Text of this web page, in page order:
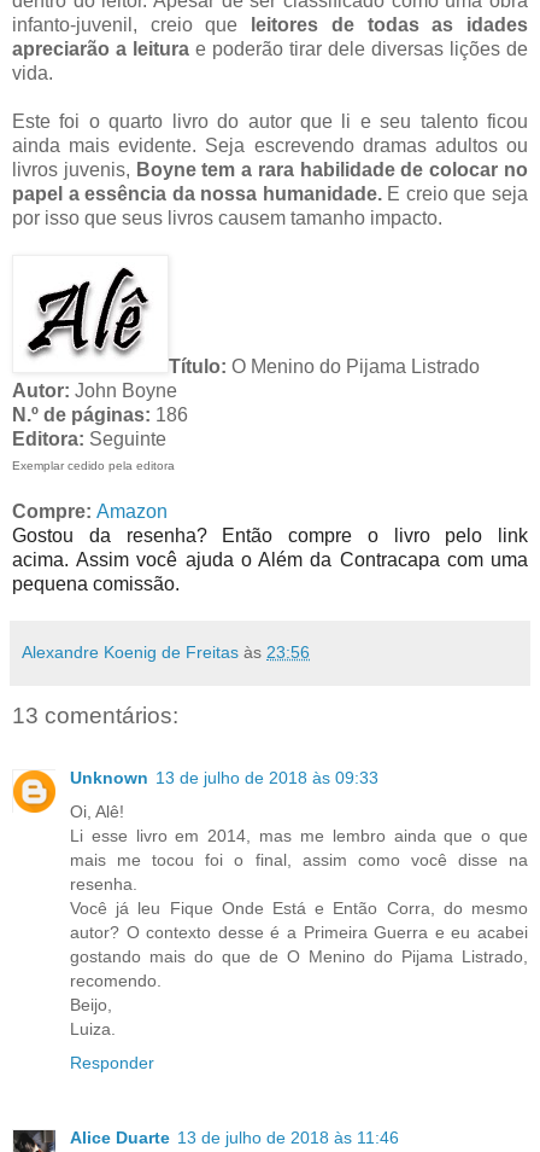
infanto-juvenil, creio que
leitores de todas as idades
apreciarão a leitura e poderão tirar dele diversas lições de
vida.
Este foi o quarto livro do autor que li e seu talento ficou
ainda mais evidente. Seja escrevendo dramas adultos ou
livros juvenis, Boyne tem a rara habilidade de colocar no
papel a essência da nossa humanidade.E creio que seja
por isso que seus livros causem tamanho impacto.
Título: O Menino do Pijama Listrado
Autor: John Boyne
N.º de páginas: 186
Editora: Seguinte
Exemplar cedido pela editora
Compre: Amazon
Gostou da resenha? Então compre o livro pelo link
acima. Assim você ajuda o Além da Contracapa com uma
pequena comissão.
Alexandre Koenig de Freitas às 23:56
13 comentários:
Unknown 13 de julho de 2018 às 09:33
Oi, Alê!
Li esse livro em 2014, mas me lembro ainda que o que
mais me tocou foi o final, assim como você disse na
resenha.
Você já leu Fique Onde Está e Então Corra, do mesmo
autor? O contexto desse é a Primeira Guerra e eu acabei
gostando mais do que de O Menino do Pijama Listrado,
recomendo.
Beijo,
Luiza.
Responder
Alice Duarte 13 de julho de 2018 às 11:46